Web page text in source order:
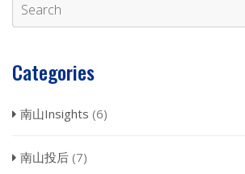
Categories
南山Insights (6)
南山投后 (7)